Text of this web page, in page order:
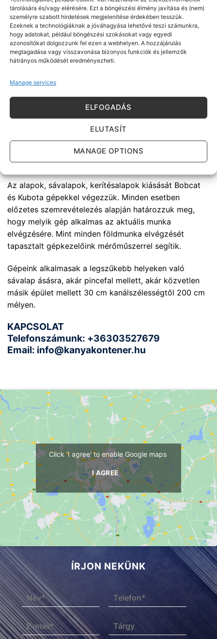
tárolására és/vagy elérésére. Ezt a böngészési élmény javítása és (nem)
személyre szabott hirdetések megjelenítése érdekében tesszük.
Ezeknek a technológiáknak a jóváhagyása lehetővé teszi számunkra,
hogy adatokat, például böngészési szokásokat vagy egyedi
azonosítókat dolgozzunk fel ezen a webhelyen. A hozzájárulás
megtagadása vagy visszavonása bizonyos funkciók és jellemzők
hátrányos működését eredményezheti.
Manage services
ELFOGADÁS
ELUTASÍT
MANAGE OPTIONS
elérésében. Továbbá foglalkozunk régi, járdák
térbetonok, felszedésével, törőfejjel való feltörésével.
Árokásás, csatornázás, közműárok kiemelés
Budapest, 2.kerület (II.kerület)
és Kubota gépekkel végezzük, a munkahely
adottságainak megfelelően. Tapasztalt gépkezelőink
műszeres mérőeszközzel segítik a földmunka
munkafolyamatait, a gyors kivitelezés érdekében. Az
árokásást, és csatornaásást több féle kanálmérettel
végezzük 30 cm szélességtől a 60 cm szélességig.
Az alapok, sávalapok, kerítésalapok kiásását Bobcat
és Kubota gépekkel végezzük. Minden esetben
előzetes szemrevételezés alapján határozzuk meg,
hogy melyik gép alkalmas az aktuális munka
elvégzésére. Mint minden földmunka elvégzését
tapasztalt gépkezelőink mérőműszerrel segítik.
Gépeink alkalmasak a legszűkebb helyeken való
sávalap ásásra, akár pincefal mellett, akár közvetlen
másik épület mellett 30 cm kanálszélességtől 200 cm
mélyen.
KAPCSOLAT
Telefonszámunk: +36303527679
Email: info@kanyakontener.hu
Click 'I agree' to enable Google maps
I AGREE
ÍRJON NEKÜNK